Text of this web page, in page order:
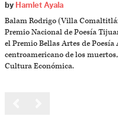
by Hamlet Ayala
Balam Rodrigo (Villa
Premio Nacional de Poesía
el Premio Bellas Artes de
centroamericano de los
Cultura Económica.